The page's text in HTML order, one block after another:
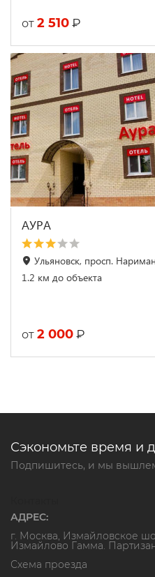
от 2 510 ₽
АУРА
Ульяновск, просп.
1.2 км до объекта
от 2 000 ₽
Сэкономьте время и
Подпишитесь, и мы
АДРЕС:
г. Москва, Измайловское
Измайлово Гамма.
Схема проезда